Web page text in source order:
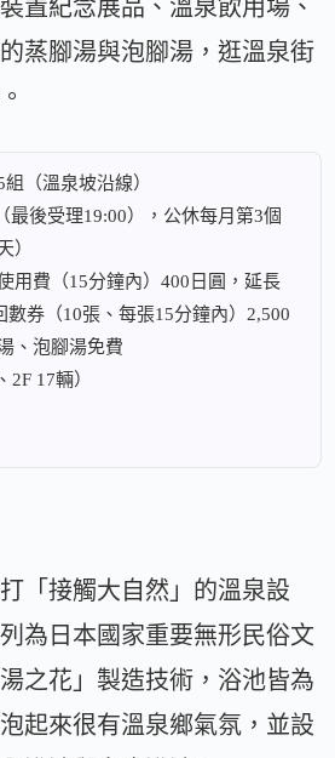
置紀念展品、溫泉飲用場、
蒸腳湯與泡腳湯，逛溫泉街
（溫泉坡沿線）
最後受理19:00），公休每月第3個
）
用費（15分鐘內）400日圓，延長
數券（10張、每張15分鐘內）2,500
、泡腳湯免費
2F 17輛）
「接觸大自然」的溫泉設
為日本國家重要無形民俗文
之花」製造技術，浴池皆為
起來很有溫泉鄉氣氛，並設